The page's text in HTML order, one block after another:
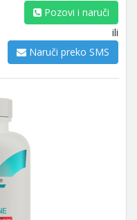
Pozovi i naruči
ili
Naruči preko SMS